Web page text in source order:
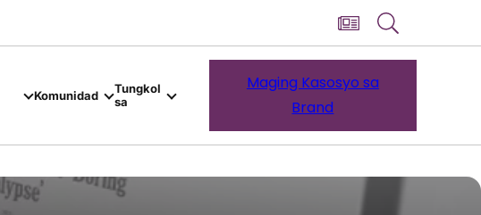
Komunidad
Tungkol
sa
Maging Kasosyo sa
Brand